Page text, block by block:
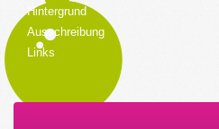
Hintergrund
Ausschreibung
Links